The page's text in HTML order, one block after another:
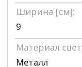
Ширина [см]:
9
Материал
Металл